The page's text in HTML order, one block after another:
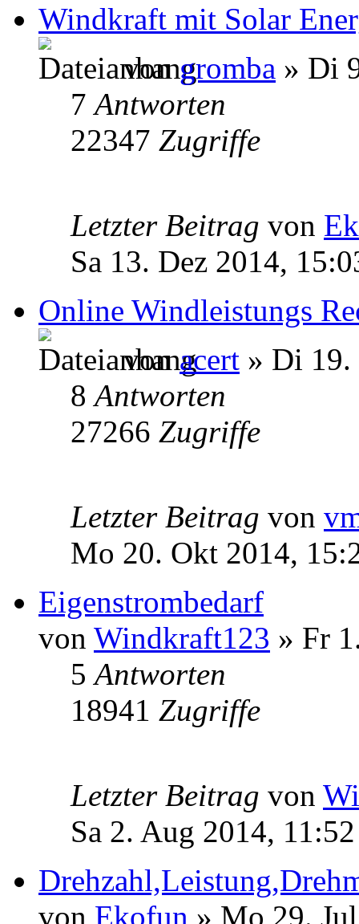
Windkraft mit Solar
vongromba » Di
7Antworten
22347 Zugriffe
Letzter Beitrag von
Sa 13. Dez 2014,
Online Windleistungs
vonacert » Di 19.
8Antworten
27266 Zugriffe
Letzter Beitrag von
Mo 20. Okt 2014,
Eigenstrombedarf
von Windkraft123 » Fr
5Antworten
18941 Zugriffe
Letzter Beitrag von
Sa 2. Aug 2014, 11:52
von Ekofun » Mo 29.